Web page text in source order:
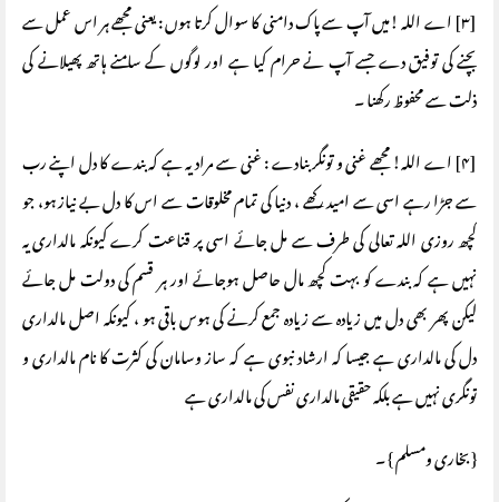
[۳] اے اللہ !میں آپ سے پاک دامنی کا سوال کرتا ہوں : یعنی مجھے ہر اس عمل سے
بچنے کی توفیق دے جسے آپ نے حرام کیا ہے اور لوگوں کے سامنے ہاتھ پھیلانے کی
ذلت سے محفوظ رکھنا ۔
[۴] اے اللہ! مجھے غنی و تونگر بنادے : غنی سے مراد یہ ہے کہ بندے کا دل اپنے رب
سے جڑا رہے اسی سے امید رکھے ، دنیا کی تمام مخلوقات سے اس کا دل بے نیاز ہو، جو
کچھ روزی اللہ تعالی کی طرف سے مل جائے اسی پر قناعت کرے کیونکہ مالداری یہ
نہیں ہے کہ بندے کو بہت کچھ مال حاصل ہوجائے اور ہر قسم کی دولت مل جائے
لیکن پھر بھی دل میں زیادہ سے زیادہ جمع کرنے کی ہوس باقی ہو ، کیونکہ اصل مالداری
دل کی مالداری ہے جیسا کہ ارشاد نبوی ہے کہ ساز وسامان کی کثرت کا نام مالداری و
تونگری نہیں ہے بلکہ حقیقی مالداری نفس کی مالداری ہے
{ بخاری ومسلم } ۔